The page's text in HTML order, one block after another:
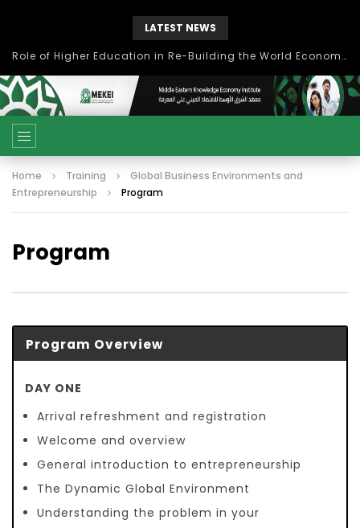
LATEST NEWS
بحث آفاق التعاون بين اتحاد جامعات العالم الإسلامي والجمعية الدولية للتنمية المستدامة
Home Training
Global Business Environments and
Entrepreneurship
Program
Program
Program Overview
DAY ONE
Arrival refreshment and registration
Welcome and overview
General introduction to entrepreneurship
The Dynamic Global Environment
Understanding the problem in your